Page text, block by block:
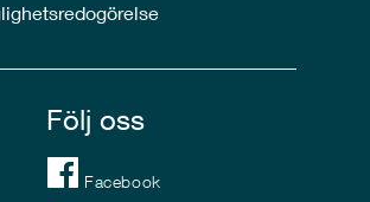
Följ oss
Facebook